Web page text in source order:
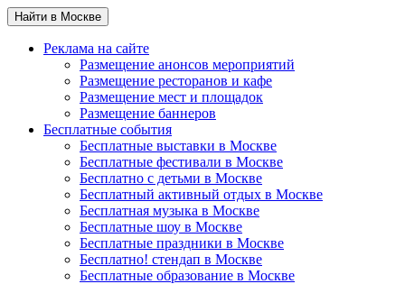
Найти в Москве
Реклама на сайте
Размещение анонсов мероприятий
Размещение ресторанов и кафе
Размещение мест и площадок
Размещение баннеров
Бесплатные события
Бесплатные выставки в Москве
Бесплатные фестивали в Москве
Бесплатно с детьми в Москве
Бесплатный активный отдых в Москве
Бесплатная музыка в Москве
Бесплатные шоу в Москве
Бесплатные праздники в Москве
Бесплатно! стендап в Москве
Бесплатные образование в Москве